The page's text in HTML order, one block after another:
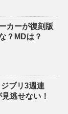
カーが復刻版
？MDは？
ブリ3週連
逃せない！